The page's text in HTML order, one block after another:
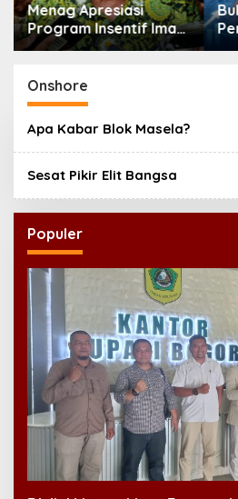
Menag Apresiasi
Program Insentif Imam
Masjid di Jatim, DMI
Nasional
Onshore
Apa Kabar Blok Masela?
Sesat Pikir Elit Bangsa
Populer